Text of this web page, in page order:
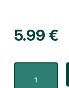
5.99 €